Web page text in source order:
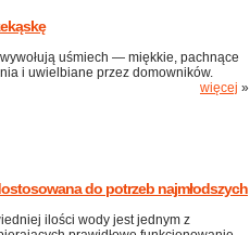
uśmiech — miękkie, pachnące
i uwielbiane przez domowników.
więcej »
do potrzeb najmłodszych
ilości wody jest jednym z